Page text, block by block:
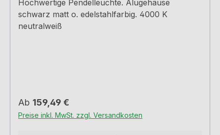
Hochwertige Pendelleuchte. Alugehäuse
schwarz matt o. edelstahlfarbig. 4000 K
neutralweiß
Regulärer Preis:
Ab 159,49 €
Preise inkl. MwSt. zzgl. Versandkosten